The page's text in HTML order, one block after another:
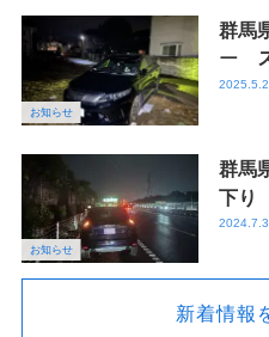
お知らせ
群馬
ー
お知らせ
群馬
下り
新着情報